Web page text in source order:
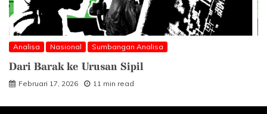
Analisa Nasional Sumbangan Analisa
Dari Barak ke Urusan Sipil
Februari 17, 2026 11 min read